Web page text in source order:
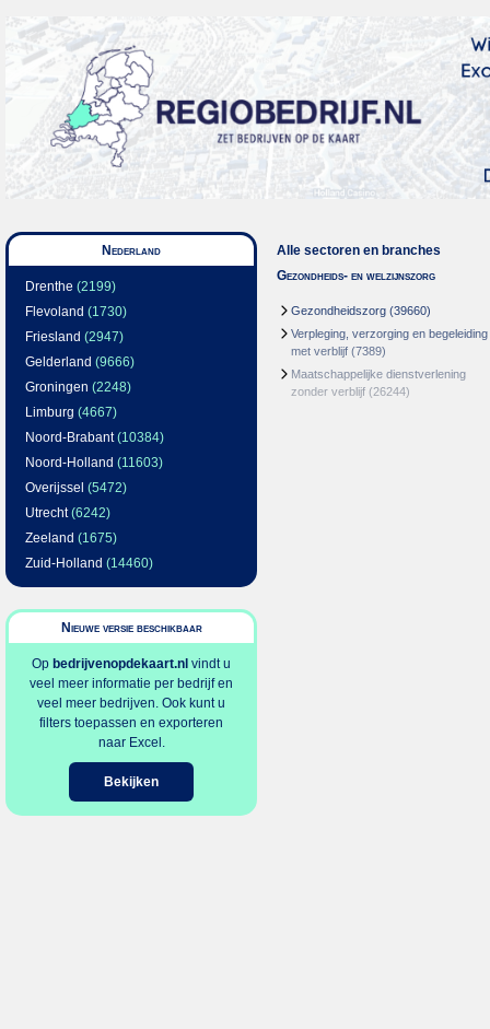
Nederland
Drenthe (2199)
Flevoland (1730)
Friesland (2947)
Gelderland (9666)
Groningen (2248)
Limburg (4667)
Noord-Brabant(10384)
Noord-Holland (11603)
Overijssel (5472)
Utrecht(6242)
Zeeland (1675)
Zuid-Holland (14460)
Nieuwe versie beschikbaar
Op bedrijvenopdekaart.nl vindt u
veel meer informatie per bedrijf en
veel meer bedrijven. Ook kunt u
filters toepassen en exporteren
naar Excel.
Bekijken
Alle sectoren en branches
Gezondheids- en welzijnszorg
Gezondheidszorg (39660)
Verpleging, verzorging en begeleiding
met verblijf (7389)
Maatschappelijke dienstverlening
zonder verblijf (26244)